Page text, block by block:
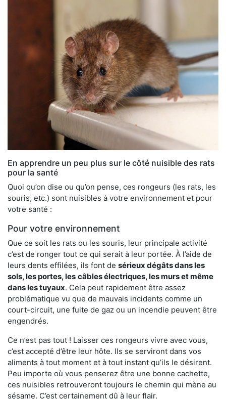
En apprendre un peu plus sur le côté nuisible des rats
pour la santé
Quoi qu’on dise ou qu’on pense, ces rongeurs (les rats, les
souris, etc.) sont nuisibles à votre environnement et pour
votre santé :
Pour votre environnement
Que ce soit les rats ou les souris, leur principale activité
c’est de ronger tout ce qui serait à leur portée. À l’aide de
leurs dents effilées, ils font de sérieux dégâts dans les
sols, les portes, les câbles électriques, les murs et même
dans les tuyaux. Cela peut rapidement être assez
problématique vu que de mauvais incidents comme un
court-circuit, une fuite de gaz ou un incendie peuvent être
engendrés.
Ce n’est pas tout ! Laisser ces rongeurs vivre avec vous,
c’est accepté d’être leur hôte. Ils se serviront dans vos
aliments à tout moment et à tout instant qu’ils le désirent.
Peu importe où vous penserez être une bonne cachette,
ces nuisibles retrouveront toujours le chemin qui mène au
sésame. C’est certainement dû à leur flair.